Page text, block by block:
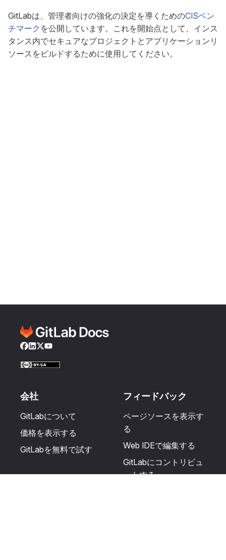
GitLabは、管理者向けの強化の決定を導くためのCISベン
チマーク を公開しています。これを開始点として、インス
タンス内でセキュアなプロジェクトとアプリケーションリ
ソースをビルドするために使用してください。
Facebook
LinkedIn
Twitter
YouTube
会社
GitLabについて
価格を表示する
GitLabを無料で試す
フィードバック
ページソースを表示す
る
Web IDEで編集する
GitLabにコントリビュ
ートする